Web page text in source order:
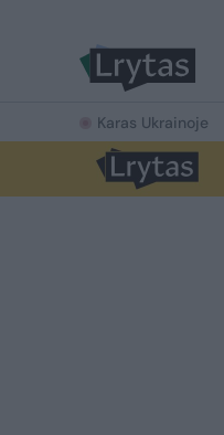
Karas Ukrainoje